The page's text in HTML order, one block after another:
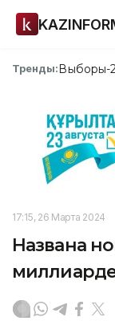
Тренды:Выборы-
17:15, 26 Марта 2024
Названа